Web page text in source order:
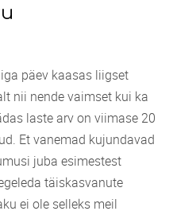
päev kaasas liigset
nii nende vaimset kui ka
laste arv on viimase 20
Et vanemad kujundavad
juba esimestest
täiskasvanute
ei ole selleks meil